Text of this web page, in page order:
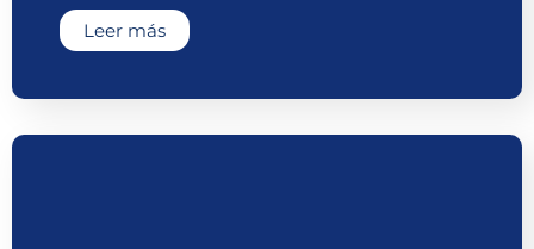
Leer más